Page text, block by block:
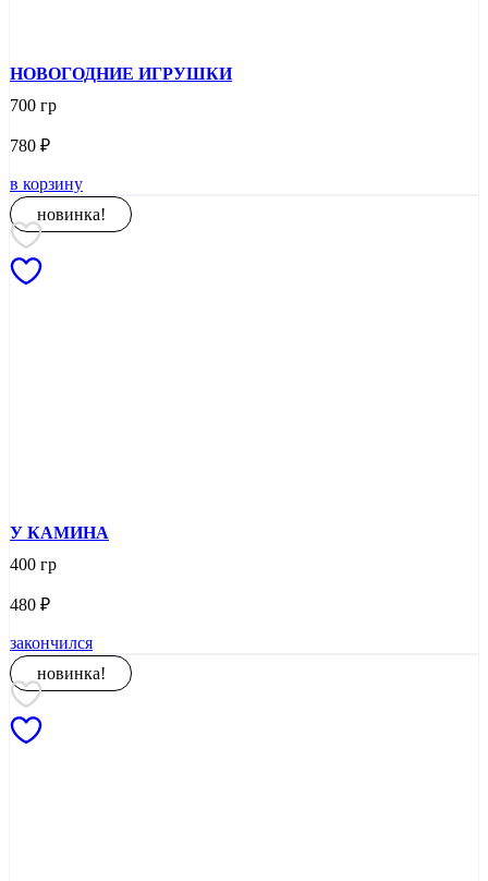
НОВОГОДНИЕ ИГРУШКИ
700 гр
780 ₽
в корзину
новинка!
У КАМИНА
400 гр
480 ₽
закончился
новинка!